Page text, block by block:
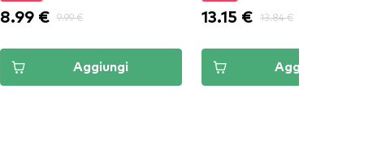
13.15 € 13.84 €
Aggiungi
12.34 € 12.99 €
Aggiungi